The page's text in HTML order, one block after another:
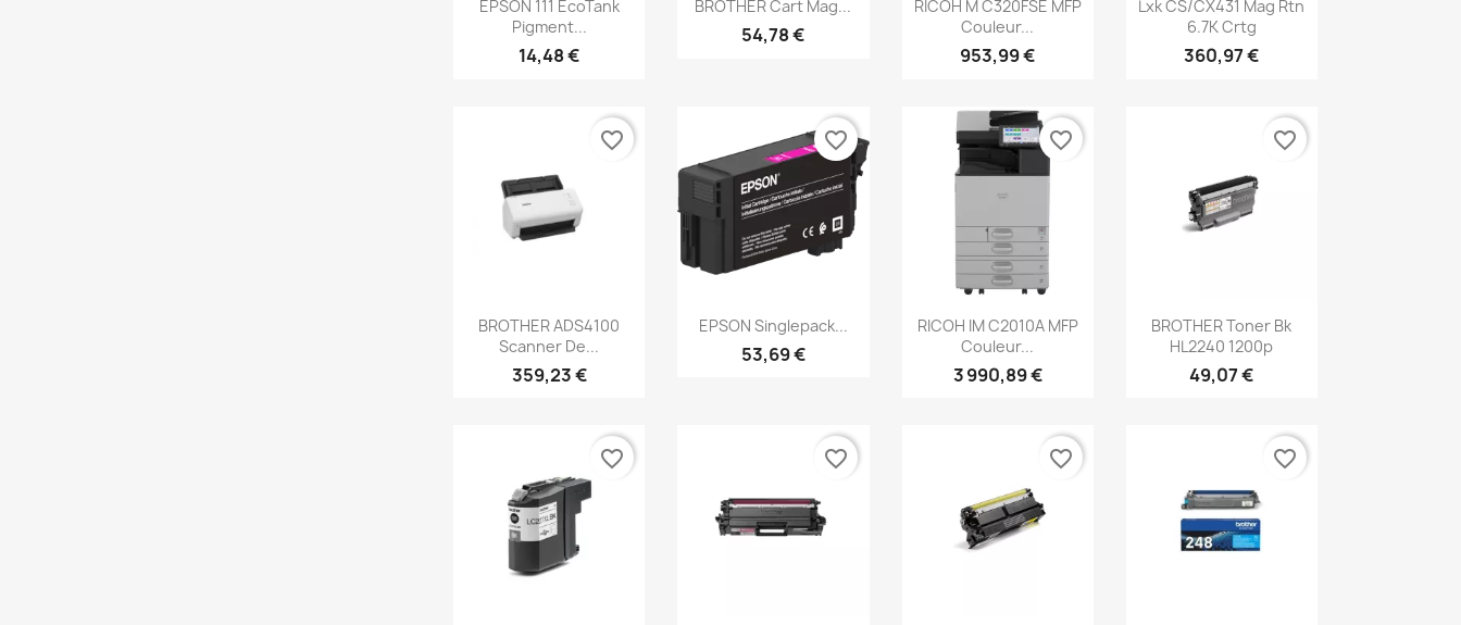
EPSON 111 EcoTank
Pigment...
14,48 €
BROTHER Cart Mag...
54,78 €
RICOH M C320FSE MFP
Couleur...
953,99 €
Lxk CS/CX431 Mag Rtn
6.7K Crtg
360,97 €
Aperçu rapide
BROTHER ADS4100
Scanner De...
359,23 €
favorite_border
Aperçu rapide
EPSON Singlepack...
53,69 €
favorite_border
Aperçu rapide
RICOH IM C2010A MFP
Couleur...
3 990,89 €
favorite_border
Aperçu rapide
BROTHER Toner Bk
HL2240 1200p
49,07 €
favorite_border
favorite_border favorite_border favorite_border favorite_border